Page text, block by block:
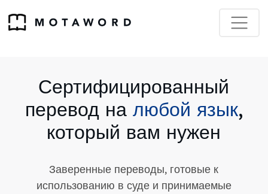
Сертифицированный
перевод на любой язык,
который вам нужен
Заверенные переводы, готовые к
использованию в суде и принимаемые